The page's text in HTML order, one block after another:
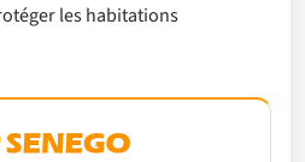
les habitations